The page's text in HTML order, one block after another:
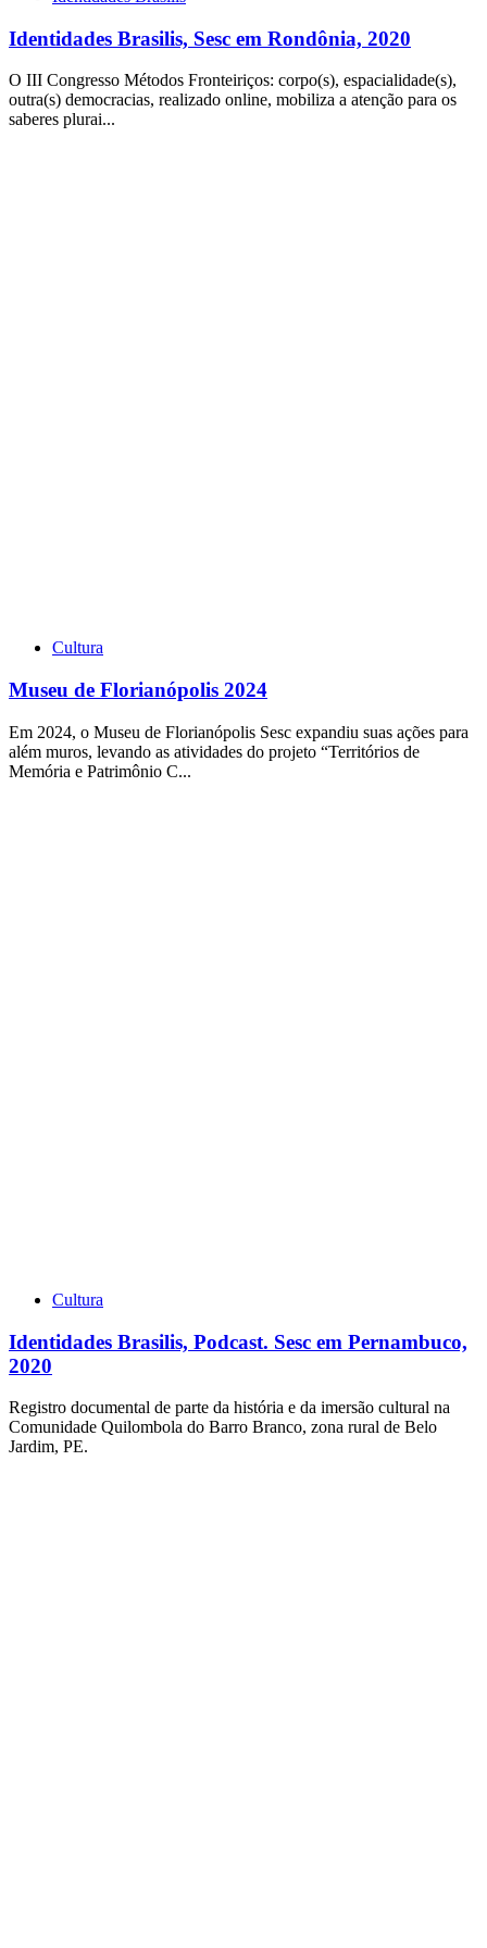
Identidades Brasilis, Sesc em Rondônia, 2020
O III Congresso Métodos Fronteiriços: corpo(s), espacialidade(s),
outra(s) democracias, realizado online, mobiliza a atenção para os
saberes plurai...
Cultura
Museu de Florianópolis 2024
Em 2024, o Museu de Florianópolis Sesc expandiu suas ações para
além muros, levando as atividades do projeto “Territórios de
Memória e Patrimônio C...
Cultura
Identidades Brasilis, Podcast. Sesc em Pernambuco,
2020
Registro documental de parte da história e da imersão cultural na
Comunidade Quilombola do Barro Branco, zona rural de Belo
Jardim, PE.